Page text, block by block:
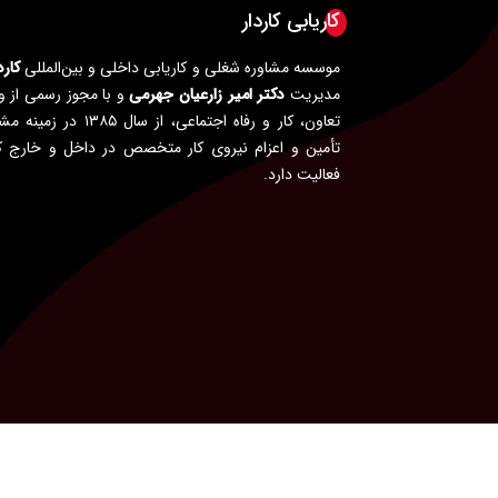
کاریابی کاردار
موسسه مشاوره شغلی و کاریابی داخلی و بین‌المللی
مدیریت دکتر امیر زارعیان جهرمی و با مجوز رسمی از
تعاون، کار و رفاه اجتماعی، از سال
تأمین و اعزام نیروی کار متخصص در داخل و خارج
فعالیت دارد.